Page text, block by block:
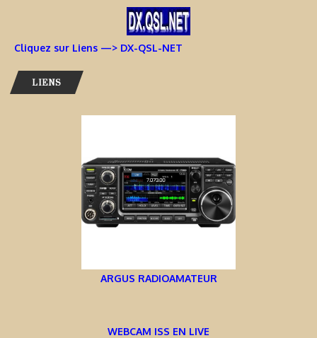
Cliquez sur Liens —> DX-QSL-NET
LIENS
ARGUS RADIOAMATEUR
WEBCAM ISS EN LIVE